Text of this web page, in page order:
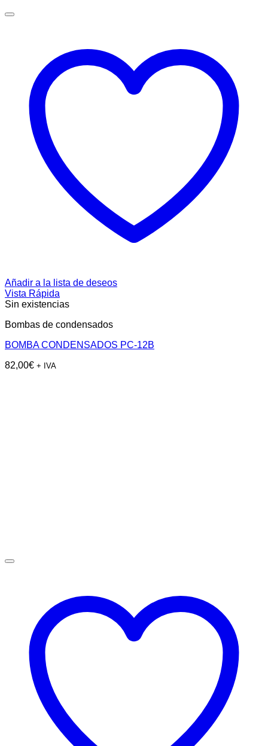
Añadir a la lista de deseos
Vista Rápida
Sin existencias
Bombas de condensados
BOMBA CONDENSADOS PC-12B
82,00€ + IVA